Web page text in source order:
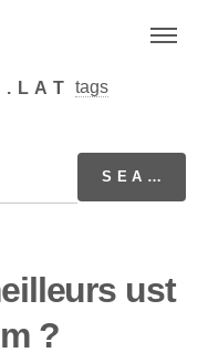
tags
ust
?